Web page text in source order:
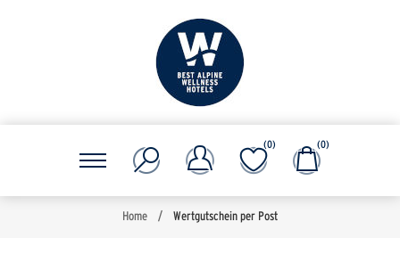
(0) (0)
Home / Wertgutschein per Post